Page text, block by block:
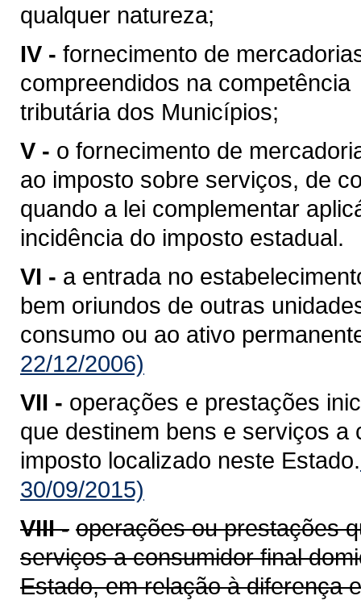
qualquer natureza;
IV - fornecimento de
compreendidos na competência
tributária dos Municípios;
V - o fornecimento de
ao imposto sobre serviços, de
quando a lei complementar
incidência do imposto estadual.
VI - a entrada no
bem oriundos de outras
consumo ou ao ativo
22/12/2006)
VII - operações e prestações
que destinem bens e serviços a
imposto localizado neste Estado.
30/09/2015)
VIII - operações ou prestações
serviços a consumidor final
Estado, em relação à diferença